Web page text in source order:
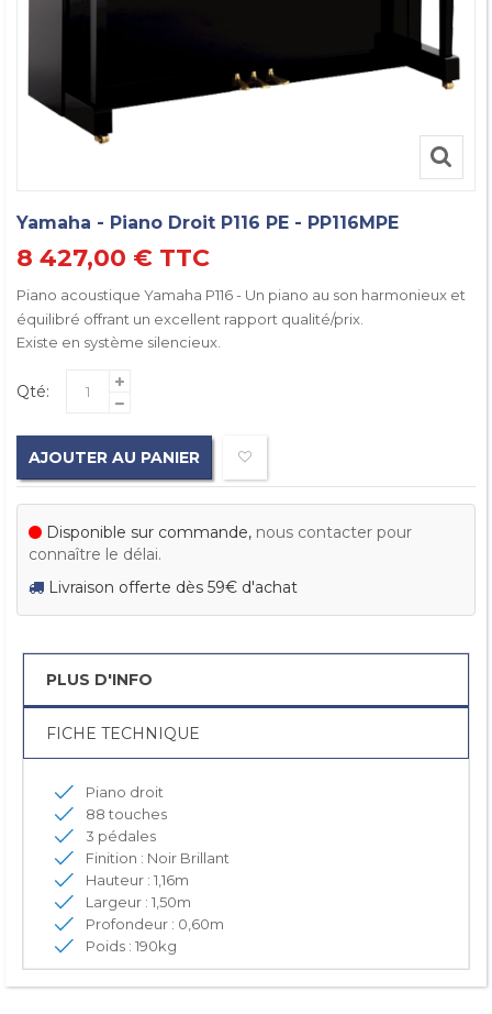
Yamaha - Piano Droit P116 PE - PP116MPE
8 427,00 € TTC
Piano acoustique Yamaha P116 - Un piano au son harmonieux et
équilibré offrant un excellent rapport qualité/prix.
Existe en système silencieux.
Qté:
AJOUTER AU PANIER
Disponible sur commande, nous contacter pour
connaître le délai.
Livraison offerte dès 59€ d'achat
PLUS D'INFO
FICHE TECHNIQUE
Piano droit
88 touches
3 pédales
Finition : Noir Brillant
Hauteur : 1,16m
Largeur : 1,50m
Profondeur : 0,60m
Poids : 190kg